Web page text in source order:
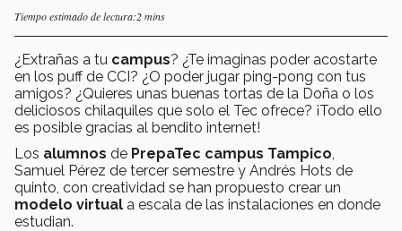
Tiempo estimado de lectura:2 mins
¿Extrañas a tu campus? ¿Te imaginas poder acostarte
en los puff de CCI? ¿O poder jugar ping-pong con tus
amigos? ¿Quieres unas buenas tortas de la Doña o los
deliciosos chilaquiles que solo el Tec ofrece? ¡Todo ello
es posible gracias al bendito internet!
Los alumnos de PrepaTec campus Tampico
Samuel Pérez de tercer semestre y Andrés Hots de
quinto, con creatividad se han propuesto crear un
modelo virtual a escala de las instalaciones en donde
estudian.